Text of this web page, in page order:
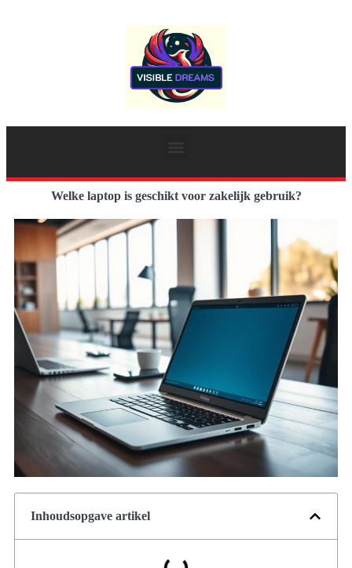
Welke laptop is geschikt voor zakelijk gebruik?
Inhoudsopgave artikel